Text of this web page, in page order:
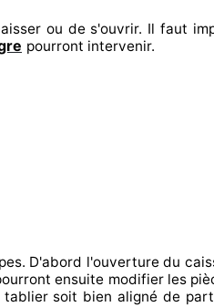
ou de s'ouvrir. Il faut
pourront intervenir.
D'abord l'ouverture du
ensuite modifierles
soit bien aligné de